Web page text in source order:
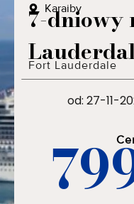
Karaiby
7-dniowy
Fort Lauderdale
od: 27-11-